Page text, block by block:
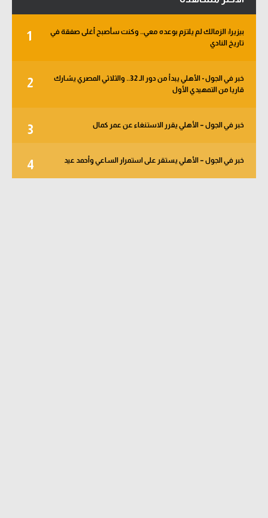
1
بيزيرا: الزمالك لم يلتزم بوعده معي.. وكنت سأصبح أغلى صفقة في
تاريخ النادي
2
خبر في الجول - الأهلي يبدأ من دور الـ 32.. والثلاثي المصري يشارك
قاريا من التمهيدي الأول
3 خبر في الجول – الأهلي يقرر الاستنغاء عن عمر كمال
4 خبر في الجول – الأهلي يستقر على استمرار الساعي وأحمد عيد